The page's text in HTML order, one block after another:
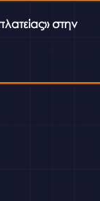
στην